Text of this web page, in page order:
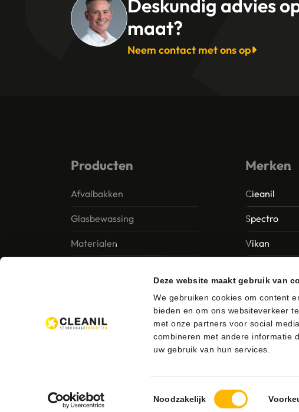
Deze website maakt gebruik van
We gebruiken cookies om content
bieden en om ons websiteverkeer
met onze partners voor social
combineren met andere informatie
uw gebruik van hun services.
Toestemmingsselectie
Noodzakelijk
Deskundig advies
maat?
Neem contact met ons op
Producten
Afvalbakken
Glasbewassing
Materialen
Merken
Cleanil
Spectro
Vikan
Unger
© 2026 Cleanil SchoonmaakproductenBezorgen en afhalen